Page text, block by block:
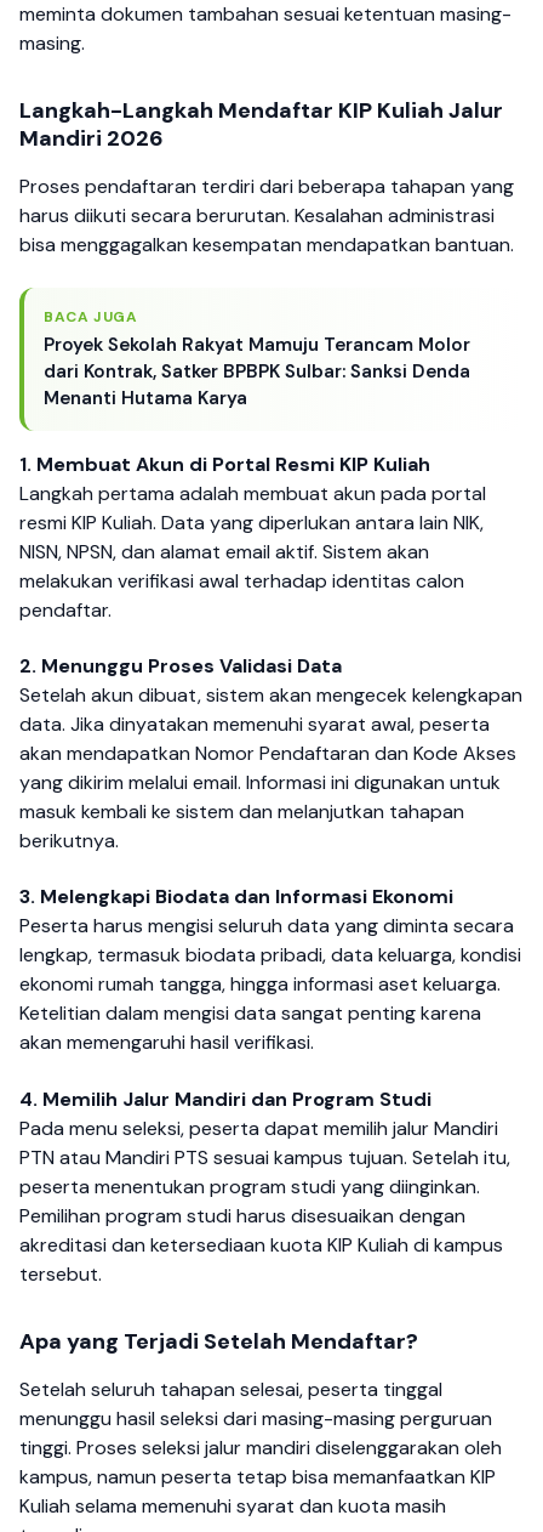
meminta dokumen tambahan sesuai ketentuan masing-
masing.
Langkah-Langkah Mendaftar KIP Kuliah Jalur
Mandiri 2026
Proses pendaftaran terdiri dari beberapa tahapan yang
harus diikuti secara berurutan. Kesalahan administrasi
bisa menggagalkan kesempatan mendapatkan bantuan.
BACA JUGA
Proyek Sekolah Rakyat Mamuju Terancam Molor
dari Kontrak, Satker BPBPK Sulbar: Sanksi Denda
Menanti Hutama Karya
1. Membuat Akun di Portal Resmi KIP Kuliah
Langkah pertama adalah membuat akun pada portal
resmi KIP Kuliah. Data yang diperlukan antara lain NIK,
NISN, NPSN, dan alamat email aktif. Sistem akan
melakukan verifikasi awal terhadap identitas calon
pendaftar.
2. Menunggu Proses Validasi Data
Setelah akun dibuat, sistem akan mengecek kelengkapan
data. Jika dinyatakan memenuhi syarat awal, peserta
akan mendapatkan Nomor Pendaftaran dan Kode Akses
yang dikirim melalui email. Informasi ini digunakan untuk
masuk kembali ke sistem dan melanjutkan tahapan
berikutnya.
3. Melengkapi Biodata dan Informasi Ekonomi
Peserta harus mengisi seluruh data yang diminta secara
lengkap, termasuk biodata pribadi, data keluarga, kondisi
ekonomi rumah tangga, hingga informasi aset keluarga.
Ketelitian dalam mengisi data sangat penting karena
akan memengaruhi hasil verifikasi.
4. Memilih Jalur Mandiri dan Program Studi
Pada menu seleksi, peserta dapat memilih jalur Mandiri
PTN atau Mandiri PTS sesuai kampus tujuan. Setelah itu,
peserta menentukan program studi yang diinginkan.
Pemilihan program studi harus disesuaikan dengan
akreditasi dan ketersediaan kuota KIP Kuliah di kampus
tersebut.
Apa yang Terjadi Setelah Mendaftar?
Setelah seluruh tahapan selesai, peserta tinggal
menunggu hasil seleksi dari masing-masing perguruan
tinggi. Proses seleksi jalur mandiri diselenggarakan oleh
kampus, namun peserta tetap bisa memanfaatkan KIP
Kuliah selama memenuhi syarat dan kuota masih